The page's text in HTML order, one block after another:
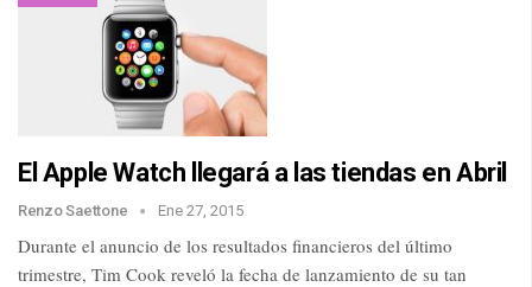
El Apple Watch llegará a las tiendas en Abril
Renzo Saettone Ene 27, 2015
Durante el anuncio de los resultados financieros del último
trimestre, Tim Cook reveló la fecha de lanzamiento de su tan